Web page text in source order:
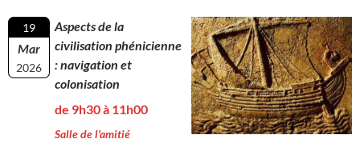
19
Mar
2026
Aspects de la
civilisation phénicienne
: navigation et
colonisation
de 9h30 à 11h00
Salle de l'amitié